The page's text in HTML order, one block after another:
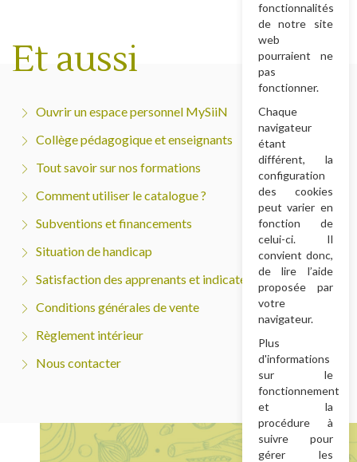
Et aussi
Ouvrir un espace personnel MySiiN
Collège pédagogique et enseignants
Tout savoir sur nos formations
Comment utiliser le catalogue ?
Subventions et financements
Situation de handicap
Satisfaction des apprenants et indicateurs de résultats
Conditions générales de vente
Règlement intérieur
Nous contacter
fonctionnalités
de notre site
web
pourraient ne
pas
fonctionner.
Chaque
navigateur
étant
différent, la
configuration
des cookies
peut varier en
fonction de
celui-ci. Il
convient donc,
de lire l’aide
proposée par
votre
navigateur.
Plus
d'informations
sur le
fonctionnement
et la
procédure à
suivre pour
gérer les